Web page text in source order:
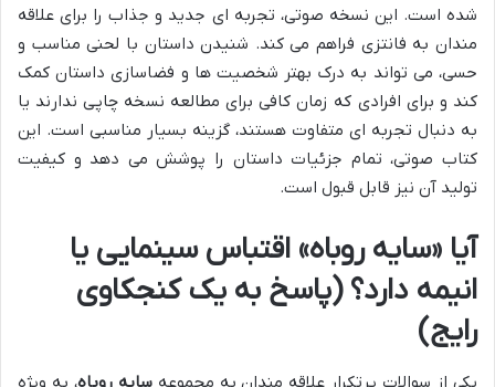
شده است. این نسخه صوتی، تجربه ای جدید و جذاب را برای علاقه
مندان به فانتزی فراهم می کند. شنیدن داستان با لحنی مناسب و
حسی، می تواند به درک بهتر شخصیت ها و فضاسازی داستان کمک
کند و برای افرادی که زمان کافی برای مطالعه نسخه چاپی ندارند یا
به دنبال تجربه ای متفاوت هستند، گزینه بسیار مناسبی است. این
کتاب صوتی، تمام جزئیات داستان را پوشش می دهد و کیفیت
تولید آن نیز قابل قبول است.
آیا «سایه روباه» اقتباس سینمایی یا
انیمه دارد؟ (پاسخ به یک کنجکاوی
رایج)
یکی از سوالات پرتکرار علاقه مندان به مجموعهسایه روباه، به ویژه